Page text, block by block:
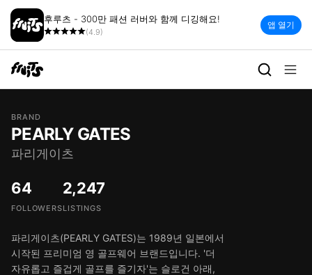
후루츠 - 300만 패션 러버와 함께 디깅해요!
(4.9)
앱 열기
BRAND
PEARLY GATES
파리게이츠
64
FOLLOWERS
2,247
LISTINGS
파리게이츠(PEARLY GATES)는 1989년 일본에서
시작된 프리미엄 영 골프웨어 브랜드입니다. '더
자유롭고 즐겁게 골프를 즐기자'는 슬로건 아래,